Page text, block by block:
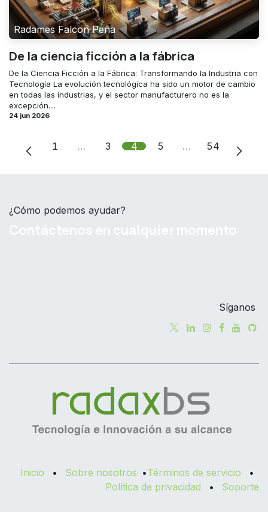
Radames Falcon Peña
De la ciencia ficción a la fábrica
De la Ciencia Ficción a la Fábrica: Transformando la Industria con
Tecnología La evolución tecnológica ha sido un motor de cambio
en todas las industrias, y el sector manufacturero no es la
excepción....
24 jun 2026
1 … 3 4 5 … 54
¿Cómo podemos ayudar?
Síganos
Inicio • Sobre nosotros •Términos de servicio
•
Política de privacidad
• Soporte